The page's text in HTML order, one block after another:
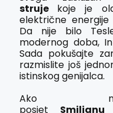
struje koje je
električne
Da nije bilo
modernog doba,
Sada pokušajte
razmislite još
istinskog genijalca.
Ako
posjet Smiljanu